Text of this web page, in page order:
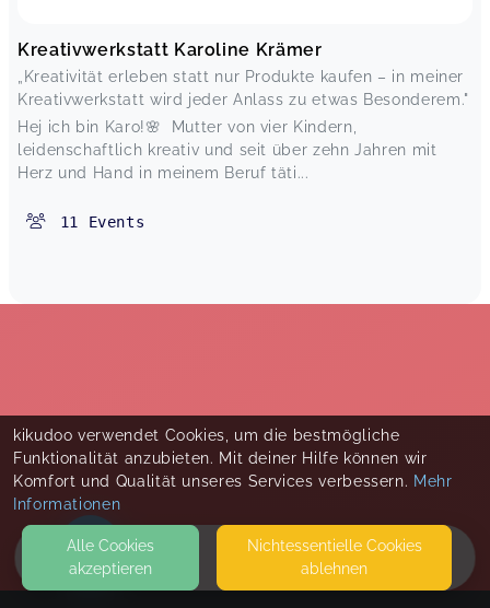
HOME
Kreativwerkstatt Karoline Krämer
„Kreativität erleben statt nur Produkte kaufen – in meiner
Kreativwerkstatt wird jeder Anlass zu etwas Besonderem."
Hej ich bin Karo!🌸 Mutter von vier Kindern,
leidenschaftlich kreativ und seit über zehn Jahren mit
Herz und Hand in meinem Beruf täti...
11 Events
kikudoo verwendet Cookies, um die bestmögliche
Funktionalität anzubieten. Mit deiner Hilfe können wir
Komfort und Qualität unseres Services verbessern. Mehr
Informationen
Alle Cookies
akzeptieren
Nicht­essentielle Cookies
ablehnen